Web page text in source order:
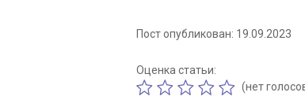
Пост опубликован: 19.09.2023
Оценка статьи:
(нет